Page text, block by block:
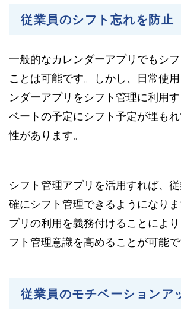
従業員のシフト忘れを防止
一般的なカレンダーアプリでもシ
ことは可能です。しかし、日常使
ンダーアプリをシフト管理に利用
ベートの予定にシフト予定が埋も
性があります。
シフト管理アプリを活用すれば、
確にシフト管理できるようになり
プリの利用を義務付けることによ
フト管理意識を高めることが可能で
従業員のモチベーションア